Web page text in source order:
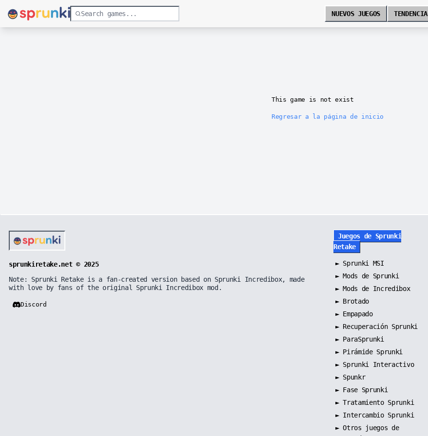
NUEVOS JUEGOS TENDENCIA
This game is not exist
Regresar a la página de inicio
sprunkiretake.net © 2025
Note: Sprunki Retake is a fan-created version based on Sprunki Incredibox, made
with love by fans of the original Sprunki Incredibox mod.
Discord
Juegos de Sprunki
Retake
► Sprunki MSI
►Mods de Sprunki
►Mods de Incredibox
► Brotado
► Empapado
► Recuperación Sprunki
► ParaSprunki
► Pirámide Sprunki
► Sprunki Interactivo
► Spunkr
► Fase Sprunki
►Tratamiento Sprunki
► Intercambio Sprunki
►Otros juegos de